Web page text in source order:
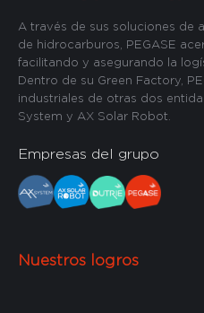
A través de sus soluciones de
de hidrocarburos, PEGASE
facilitando y asegurando la
Dentro de su Green Factory,
industriales de otras dos
System y AX Solar Robot.
Empresas del grupo
Nuestros logros